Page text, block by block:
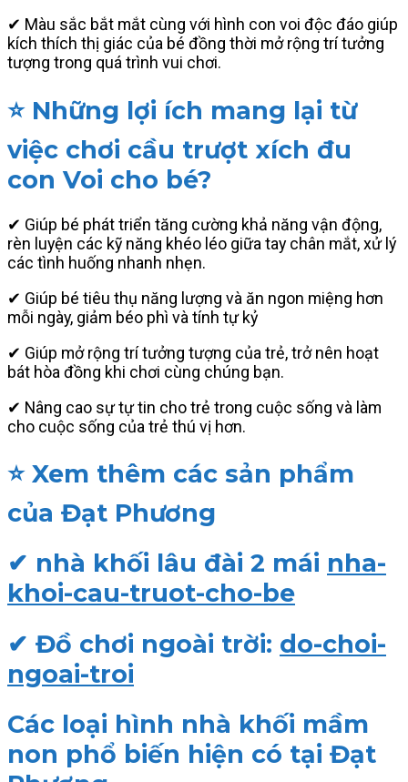
✔ Màu sắc bắt mắt cùng với hình con voi độc đáo giúp
kích thích thị giác của bé đồng thời mở rộng trí tưởng
tượng trong quá trình vui chơi.
⭐ Những lợi ích mang lại từ
việc chơi cầu trượt xích đu
con Voi cho bé?
✔ Giúp bé phát triển tăng cường khả năng vận động,
rèn luyện các kỹ năng khéo léo giữa tay chân mắt, xử lý
các tình huống nhanh nhẹn.
✔ Giúp bé tiêu thụ năng lượng và ăn ngon miệng hơn
mỗi ngày, giảm béo phì và tính tự kỷ
✔ Giúp mở rộng trí tưởng tượng của trẻ, trở nên hoạt
bát hòa đồng khi chơi cùng chúng bạn.
✔ Nâng cao sự tự tin cho trẻ trong cuộc sống và làm
cho cuộc sống của trẻ thú vị hơn.
⭐ Xem thêm các sản phẩm
của Đạt Phương
✔ nhà khối lâu đài 2 mái nha-
khoi-cau-truot-cho-be
✔ Đồ chơi ngoài trời: do-choi-
ngoai-troi
Các loại hình nhà khối mầm
non phổ biến hiện có tại Đạt